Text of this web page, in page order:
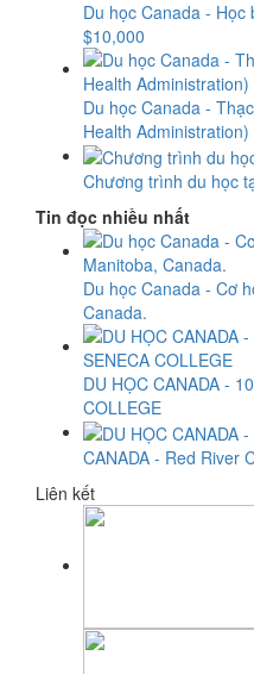
Du học Canada -
$10,000
Du học Canada -
Health
Chương trình du học
Tin đọc nhiều nhất
Du học Canada - Cơ
Canada.
DU HỌC CANADA -
COLLEGE
CANADA - Red River
Liên kết